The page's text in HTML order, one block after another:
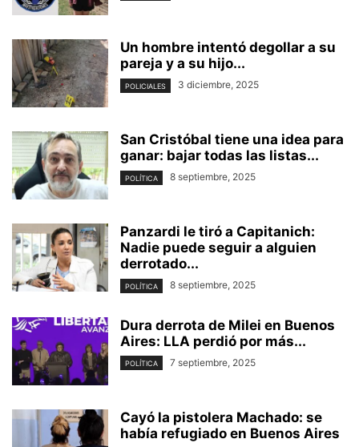
Un hombre intentó degollar a su
pareja y a su hijo...
POLICIALES 3 diciembre, 2025
San Cristóbal tiene una idea para
ganar: bajar todas las listas...
POLÍTICA 8 septiembre, 2025
Panzardi le tiró a Capitanich:
Nadie puede seguir a alguien
derrotado...
POLÍTICA 8 septiembre, 2025
Dura derrota de Milei en Buenos
Aires: LLA perdió por más...
POLÍTICA 7 septiembre, 2025
Cayó la pistolera Machado: se
había refugiado en Buenos Aires